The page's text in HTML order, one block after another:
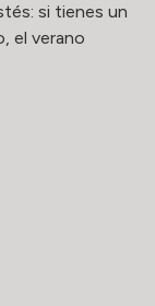
si tienes un
el verano